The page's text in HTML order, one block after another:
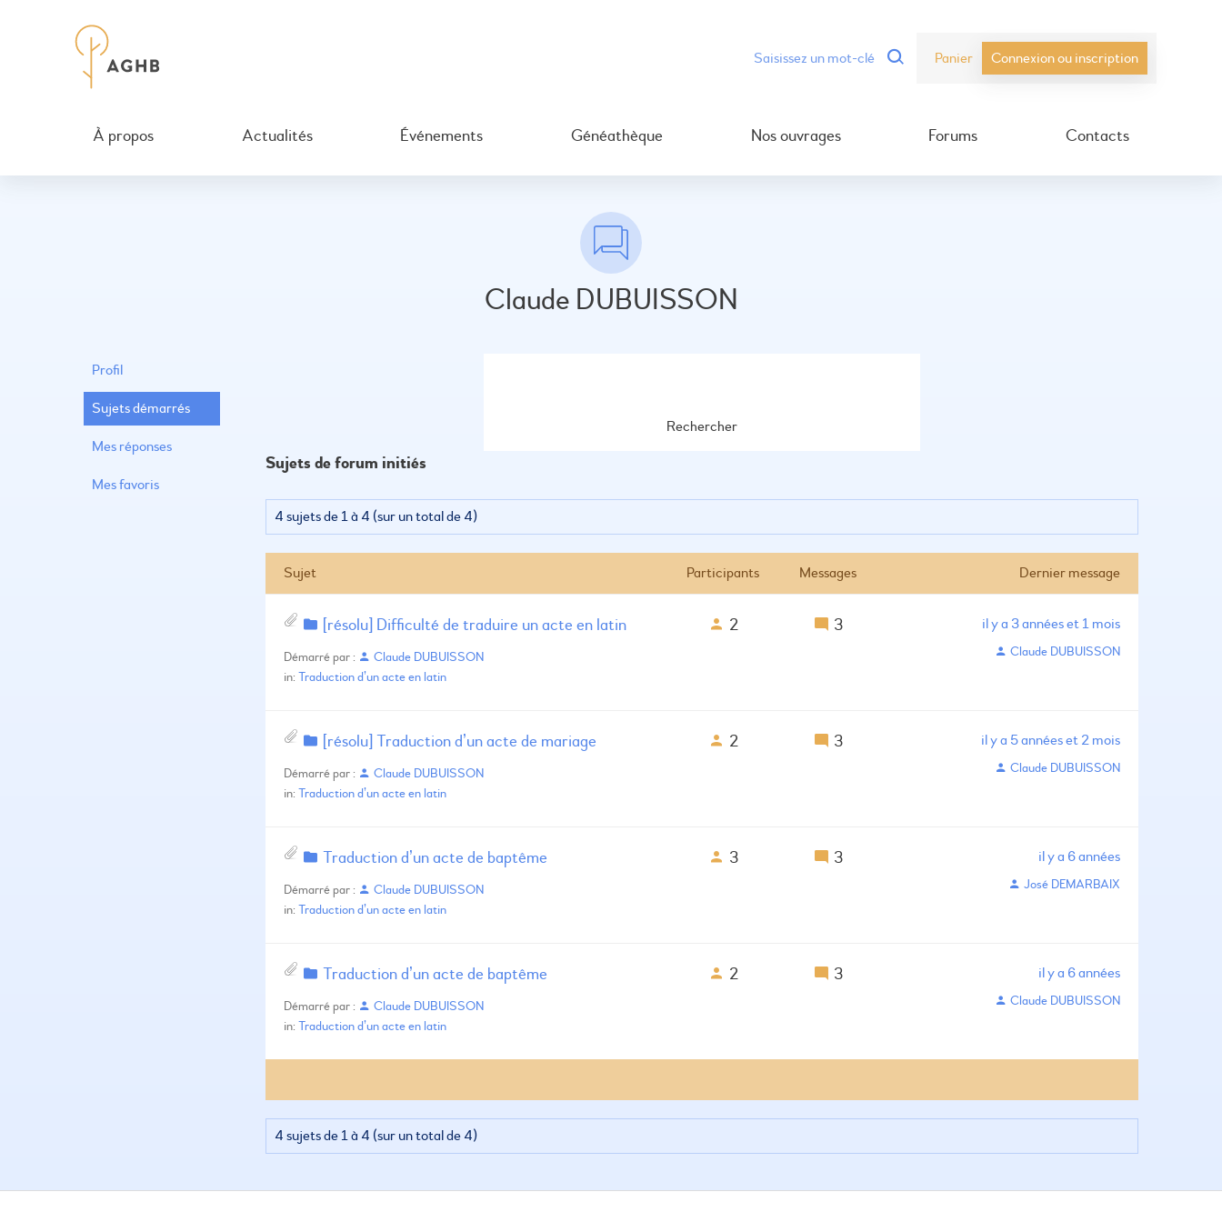
Panier Connexion ou inscription
À propos Actualités Événements Généathèque Nos ouvrages Forums Contacts
Claude DUBUISSON
Profil
Sujets démarrés
Mes réponses
Mes favoris
Sujets de forum initiés
4 sujets de 1 à 4 (sur un total de 4)
Sujet Participants Messages Dernier message
[résolu] Difficulté de traduire un acte en latin
Démarré par :
Claude DUBUISSON
in: Traduction d’un acte en latin
2 3 il y a 3 années et 1 mois
Claude DUBUISSON
[résolu] Traduction d’un acte de mariage
Démarré par :
Claude DUBUISSON
in: Traduction d’un acte en latin
2 3 il y a 5 années et 2 mois
Claude DUBUISSON
Traduction d’un acte de baptême
Démarré par :
Claude DUBUISSON
in: Traduction d’un acte en latin
3 3 il y a 6 années
José DEMARBAIX
Traduction d’un acte de baptême
Démarré par :
Claude DUBUISSON
in: Traduction d’un acte en latin
2 3 il y a 6 années
Claude DUBUISSON
4 sujets de 1 à 4 (sur un total de 4)